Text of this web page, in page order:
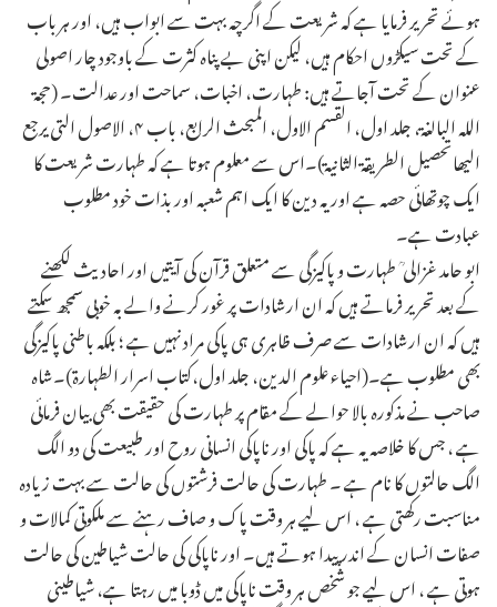
ہوئے تحریر فرمایا ہے کہ شریعت کے اگرچہ بہت سے ابواب ہیں، اور ہر باب
کے تحت سیکڑوں احکام ہیں، لیکن اپنی بے پناہ کثرت کے باوجود چار اصولی
عنوان کے تحت آجاتے ہیں: طہارت، اخبات، سماحت اور عدالت۔ (حجۃ
اللہ البالغۃ، جلد اول، القسم الاول، المبحث الرابع، باب ۴، الاصول التی یرجع
الیھاتحصیل الطریقۃ الثانیۃ)۔اس سے معلوم ہوتا ہے کہ طہارت شریعت کا
ایک چوتھائی حصہ ہے اور یہ دین کا ایک اہم شعبہ اور بذات خود مطلوب
عبادت ہے۔
ابو حامد غزالی ؒ طہارت و پاکیزگی سے متعلق قرآن کی آیتیں اور احادیث لکھنے
کے بعد تحریر فرماتے ہیں کہ ان ارشادات پر غور کرنے والے بہ خوبی سمجھ سکتے
ہیں کہ ان ارشادات سے صرف ظاہری ہی پاکی مراد نہیں ہے ؛ بلکہ باطنی پاکیزگی
بھی مطلوب ہے۔(احیاء علوم الدین، جلد اول،کتاب اسرار الطہارۃ)۔شاہ
صاحب نے مذکورہ بالا حوالے کے مقام پر طہارت کی حقیقت بھی بیان فرمائی
ہے ، جس کا خلاصہ یہ ہے کہ پاکی اور ناپاکی انسانی روح اور طبیعت کی دو الگ
الگ حالتوں کا نام ہے ۔ طہارت کی حالت فرشتوں کی حالت سے بہت زیادہ
مناسبت رکھتی ہے ، اس لیے ہر وقت پاک و صاف رہنے سے ملکوتی کمالات و
صفات انسان کے اندر پیدا ہوتے ہیں۔ اور ناپاکی کی حالت شیاطین کی حالت
ہوتی ہے ، اس لیے جو شخص ہر وقت ناپاکی میں ڈوبا میں رہتا ہے، شیاطینی